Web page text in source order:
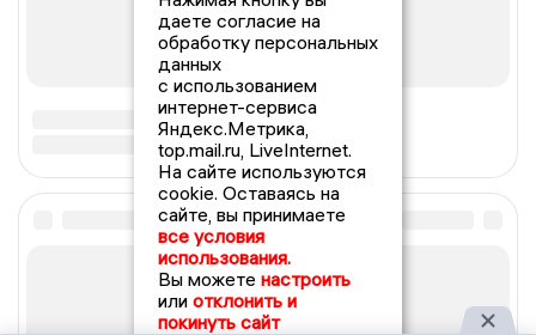
даете согласие на
обработку персональных
данных
с использованием
интернет-сервиса
Яндекс.Метрика,
top.mail.ru, LiveInternet.
На сайте используются
cookie. Оставаясь на
сайте, вы принимаете
все условия
использования.
Вы можете настроить
или отклонить и
покинуть сайт